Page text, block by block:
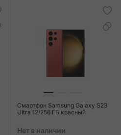
Смартфон Samsung Galaxy S23
Ultra 12/256 ГБ красный
Нет в наличии